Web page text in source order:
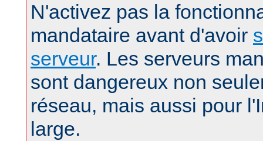
N'activez pas la
mandataire avant d'avoir
serveur. Les serveurs
sont dangereux non
réseau, mais aussi pour
large.